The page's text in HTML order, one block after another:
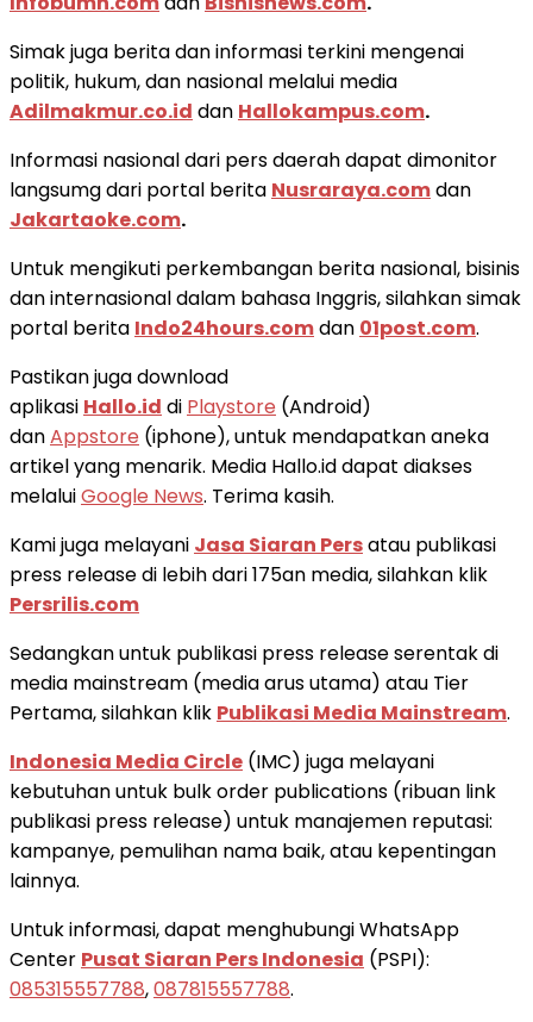
Simak juga berita dan informasi terkini mengenai
politik, hukum, dan nasional melalui media
Adilmakmur.co.id dan Hallokampus.com.
Informasi nasional dari pers daerah dapat dimonitor
langsumg dari portal berita Nusraraya.comdan
Jakartaoke.com.
Untuk mengikuti perkembangan berita nasional, bisinis
dan internasional dalam bahasa Inggris, silahkan simak
portal berita Indo24hours.comdan 01post.com.
Pastikan juga download
aplikasi Hallo.id di Playstore (Android)
danAppstore (iphone), untuk mendapatkan aneka
artikel yang menarik. Media Hallo.id dapat diakses
melaluiGoogle News. Terima kasih.
Kami juga melayani Jasa Siaran Persatau publikasi
press release di lebih dari 175an media, silahkan klik
Persrilis.com
Sedangkan untuk publikasi press release serentak di
media mainstream (media arus utama) atau Tier
Pertama, silahkan klik Publikasi Media Mainstream.
Indonesia Media Circle (IMC) juga melayani
kebutuhan untuk bulk order publications (ribuan link
publikasi press release) untuk manajemen reputasi:
kampanye, pemulihan nama baik, atau kepentingan
lainnya.
Untuk informasi, dapat menghubungi WhatsApp
Center Pusat Siaran Pers Indonesia (PSPI):
085315557788,087815557788.